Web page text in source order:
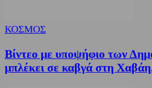
ΚΟΣΜΟΣ
Βίντεο με υποψήφιο των
μπλέκει σε καβγά στη